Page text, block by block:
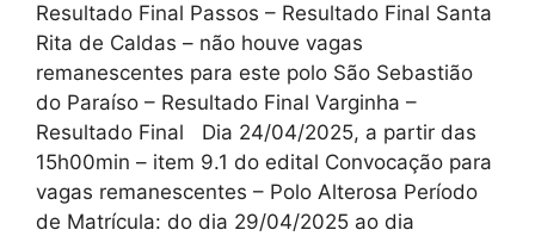
Resultado Final Passos – Resultado Final Santa
Rita de Caldas – não houve vagas
remanescentes para este polo São Sebastião
do Paraíso – Resultado Final Varginha –
Resultado Final Dia 24/04/2025, a partir das
15h00min – item 9.1 do edital Convocação para
vagas remanescentes – Polo Alterosa Período
de Matrícula: do dia 29/04/2025 ao dia